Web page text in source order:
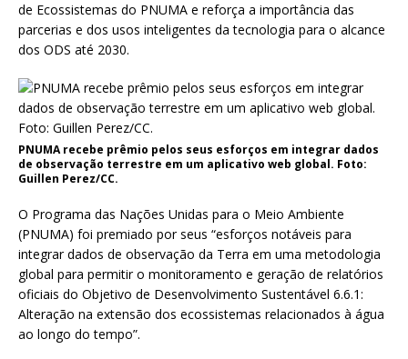
de Ecossistemas do PNUMA e reforça a importância das
parcerias e dos usos inteligentes da tecnologia para o alcance
dos ODS até 2030.
PNUMA recebe prêmio pelos seus esforços em integrar dados
de observação terrestre em um aplicativo web global. Foto:
Guillen Perez/CC.
O Programa das Nações Unidas para o Meio Ambiente
(PNUMA) foi premiado por seus “esforços notáveis ​​para
integrar dados de observação da Terra em uma metodologia
global para permitir o monitoramento e geração de relatórios
oficiais do Objetivo de Desenvolvimento Sustentável 6.6.1:
Alteração na extensão dos ecossistemas relacionados à água
ao longo do tempo”.